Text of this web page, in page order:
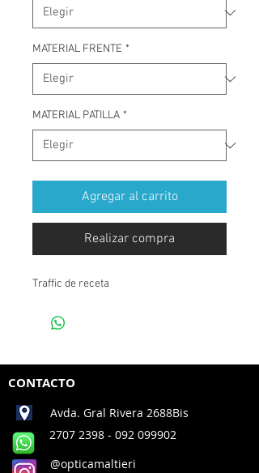
MATERIAL FRENTE *
MATERIAL PATILLA *
Agregar al carrito
Realizar compra
Traffic de receta
CONTACTO
Avda. Gral Rivera 2688Bis
2707 2398 - 092 099902
@opticamaltieri